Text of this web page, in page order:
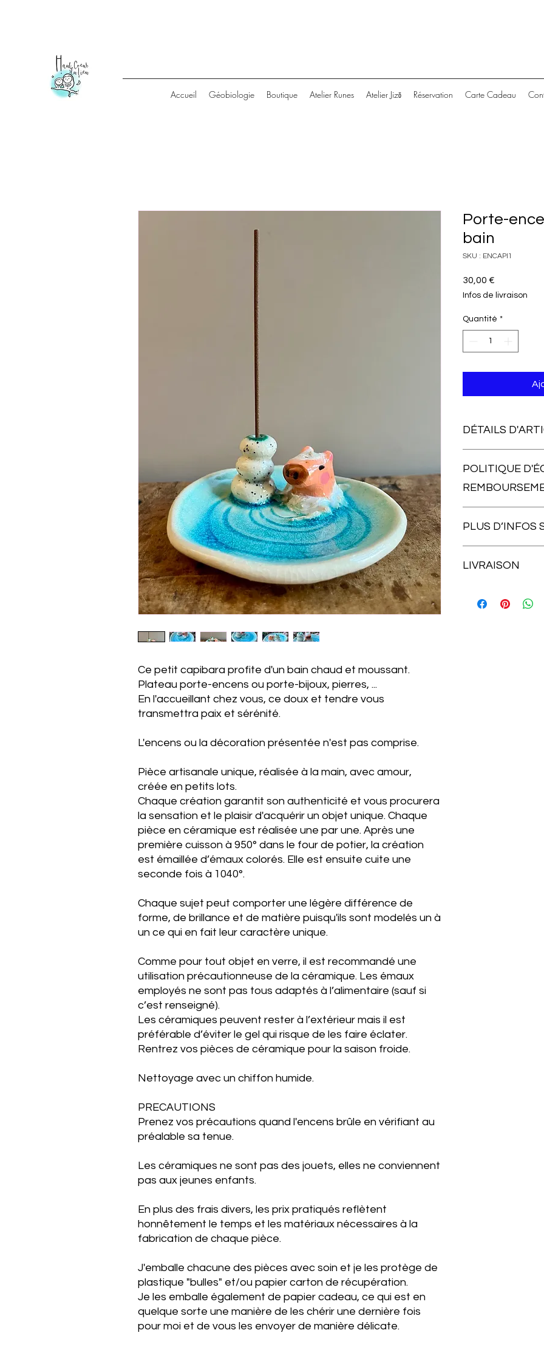
Accueil Géobiologie Boutique Atelier Runes Atelier Jizō Réservation Carte Cadeau
Ce petit capibara profite d'un bain chaud et moussant.
Plateau porte-encens ou porte-bijoux, pierres, ...
En l'accueillant chez vous, ce doux et tendre vous
transmettra paix et sérénité.
L'encens ou la décoration présentée n'est pas comprise.
Pièce artisanale unique, réalisée à la main, avec amour,
créée en petits lots.
Chaque création garantit son authenticité et vous procurera
la sensation et le plaisir d'acquérir un objet unique. Chaque
pièce en céramique est réalisée une par une. Après une
première cuisson à 950° dans le four de potier, la création
est émaillée d’émaux colorés. Elle est ensuite cuite une
seconde fois à 1040°.
Chaque sujet peut comporter une légère différence de
forme, de brillance et de matière puisqu'ils sont modelés un à
un ce qui en fait leur caractère unique.
Comme pour tout objet en verre, il est recommandé une
utilisation précautionneuse de la céramique. Les émaux
employés ne sont pas tous adaptés à l’alimentaire (sauf si
c’est renseigné).
Les céramiques peuvent rester à l’extérieur mais il est
préférable d’éviter le gel qui risque de les faire éclater.
Rentrez vos pièces de céramique pour la saison froide.
Nettoyage avec un chiffon humide.
PRECAUTIONS
Prenez vos précautions quand l'encens brûle en vérifiant au
préalable sa tenue.
Les céramiques ne sont pas des jouets, elles ne conviennent
pas aux jeunes enfants.
En plus des frais divers, les prix pratiqués reflètent
honnêtement le temps et les matériaux nécessaires à la
fabrication de chaque pièce.
J'emballe chacune des pièces avec soin et je les protège de
plastique "bulles" et/ou papier carton de récupération.
Je les emballe également de papier cadeau, ce qui est en
quelque sorte une manière de les chérir une dernière fois
pour moi et de vous les envoyer de manière délicate.
Porte-
bain
SKU : ENCAPI1
30,00 €
Infos de livraison
Quantité *
DÉTAILS
Matériaux : argile
POLITIQUE
Les frais de port
d’origine.
PLUS D’INFOS
LIVRAISON
(poste belge) à